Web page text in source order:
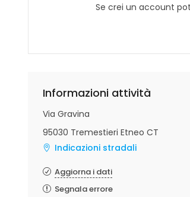
Se crei un account
Informazioni attività
Via Gravina
95030 Tremestieri Etneo CT
Indicazioni stradali
Aggiorna i dati
Segnala errore